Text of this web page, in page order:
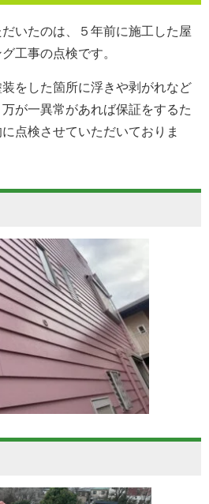
いたのは、５年前に施工した屋
グ工事の点検です。
をした箇所に浮きや剥がれなど
が一異常があれば保証をするた
点検させていただいておりま